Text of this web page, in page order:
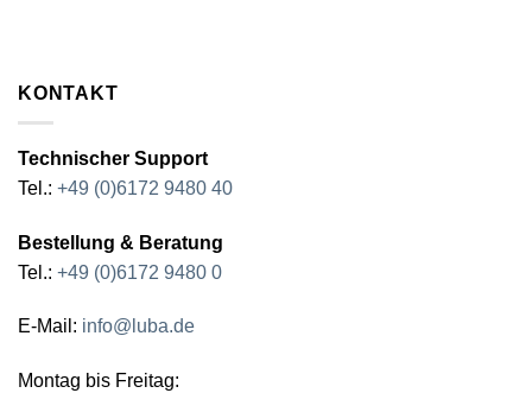
KONTAKT
Technischer Support
Tel.: +49 (0)6172 9480 40
Bestellung & Beratung
Tel.: +49 (0)6172 9480 0
E-Mail: info@luba.de
Montag bis Freitag: